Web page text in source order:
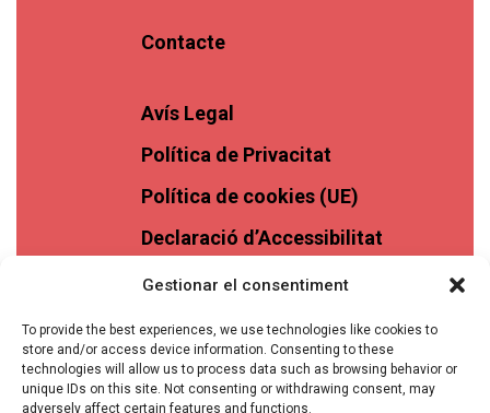
Gestionar el consentiment
To provide the best experiences, we use technologies like cookies to
store and/or access device information. Consenting to these
technologies will allow us to process data such as browsing behavior or
unique IDs on this site. Not consenting or withdrawing consent, may
adversely affect certain features and functions.
Contacte
Avís Legal
Política de Privacitat
Política de cookies (UE)
Declaració d’Accessibilitat